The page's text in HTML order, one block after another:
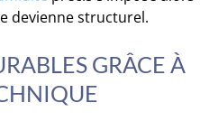
devienne structurel.
GRÂCE À